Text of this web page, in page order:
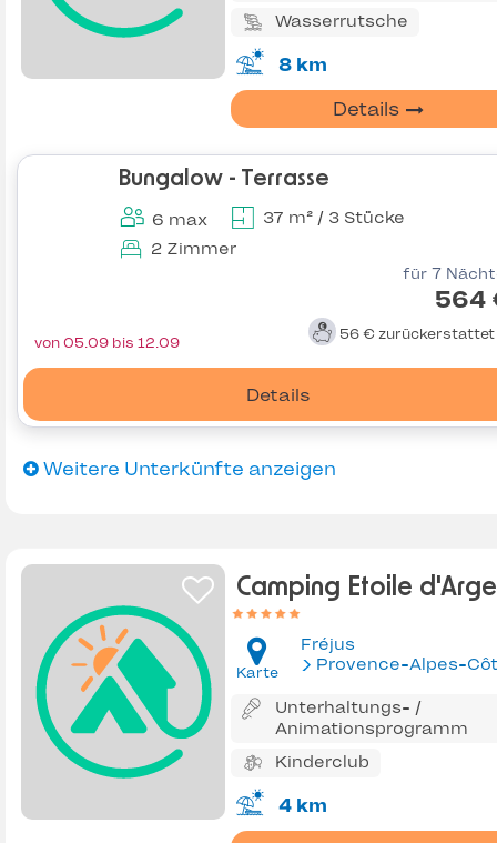
Wasserrutsche
8 km
Details
Bungalow - Terrasse
6 max
37 m² / 3 Stücke
2 Zimmer
für 7
564
56 € zurückerstattet
Details
von 05.09 bis 12.09
Weitere Unterkünfte anzeigen
Camping Etoile
Karte
Fréjus
Provence-Alpes-Côte
Unterhaltungs- /
Animationsprogramm
Kinderclub
4 km